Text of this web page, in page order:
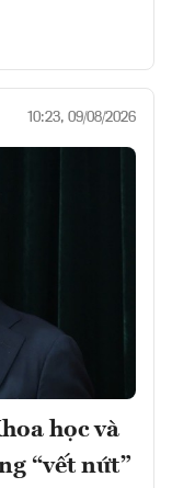
10:23, 09/08/2026
học và
“vết nứt”